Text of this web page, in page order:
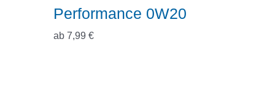
Performance 0W20
ab 7,99 €